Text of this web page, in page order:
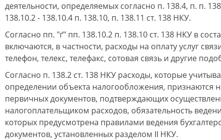
деятельности, определяемых согласно п. 138.4, п. п.
138.10.2 - 138.10.4 п. 138.10, п. 138.11 ст. 138 НКУ.
Согласно пп. "ґ" пп. 138.10.2 п. 138.10 ст. 138 НКУ в
включаются, в частности, расходы на оплату услуг
телефон, телекс, телефакс, сотовая связь и другие
Согласно п. 138.2 ст. 138 НКУ расходы, которые
определении объекта налогообложения, признаются
первичных документов, подтверждающих
налогоплательщиком расходов, обязательность
которых предусмотрена правилами ведения
документов, установленных разделом II НКУ.